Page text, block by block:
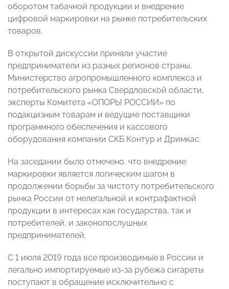
оборотом табачной продукции и внедрение
цифровой маркировки на рынке потребительских
товаров.
В открытой дискуссии приняли участие
предприниматели из разных регионов страны,
Министерство агропромышленного комплекса и
потребительского рынка Свердловской области,
эксперты Комитета «ОПОРЫ РОССИИ» по
подакцизным товарам и ведущие поставщики
программного обеспечения и кассового
оборудования компании СКБ Контур и Дримкас.
На заседании было отмечено, что внедрение
маркировки является логическим шагом в
продолжении борьбы за чистоту потребительского
рынка России от нелегальной и контрафактной
продукции в интересах как государства, так и
потребителей, и законопослушных
предпринимателей.
С 1 июля 2019 года все производимые в России и
легально импортируемые из-за рубежа сигареты
поступают в обращение исключительно с